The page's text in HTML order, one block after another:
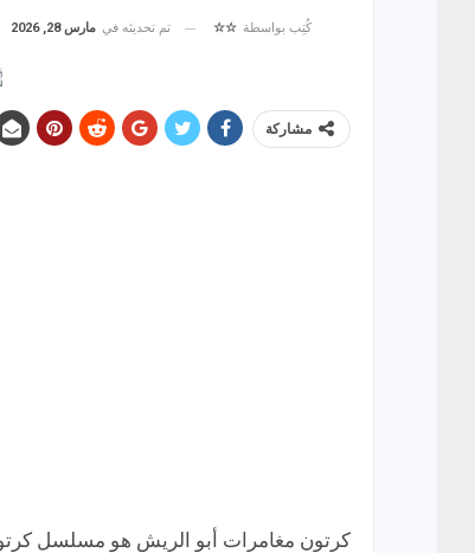
كُتِب بواسطة ☆☆ تم تحديثه في مارس 28, 2026
مشاركة
كرتون مغامرات أبو الريش هو مسلسل